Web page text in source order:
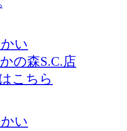
い
の森S.C.店
こちら
い